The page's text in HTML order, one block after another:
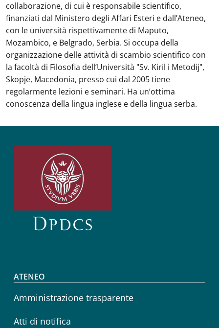
collaborazione, di cui è responsabile scientifico,
finanziati dal Ministero degli Affari Esteri e dall’Ateneo,
con le università rispettivamente di Maputo,
Mozambico, e Belgrado, Serbia. Si occupa della
organizzazione delle attività di scambio scientifico con
la facoltà di Filosofia dell’Università "Sv. Kiril i Metodij",
Skopje, Macedonia, presso cui dal 2005 tiene
regolarmente lezioni e seminari. Ha un’ottima
conoscenza della lingua inglese e della lingua serba.
Footer menu
ATENEO
Amministrazione trasparente
Atti di notifica